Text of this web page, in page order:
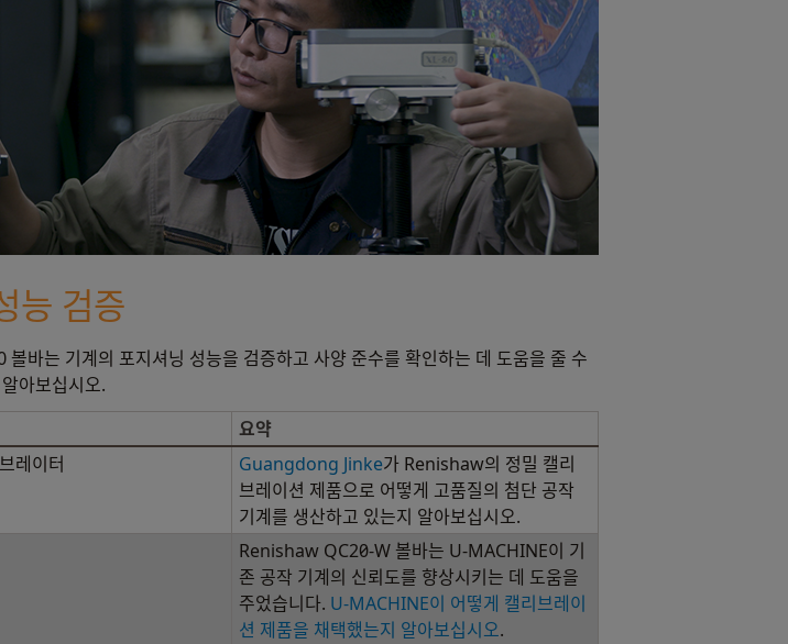
능 검증
바는 기계의 포지셔닝 성능을 검증하고 사양 준수를 확인하는 데 도움을 줄 수
아보십시오.
요약
레이터 Guangdong Jinke가 Renishaw의 정밀 캘리
브레이션 제품으로 어떻게 고품질의 첨단 공작
기계를 생산하고 있는지 알아보십시오.
Renishaw QC20-W 볼바는 U-MACHINE이 기
존 공작 기계의 신뢰도를 향상시키는 데 도움을
주었습니다. U-MACHINE이 어떻게 캘리브레이
션 제품을 채택했는지 알아보십시오.